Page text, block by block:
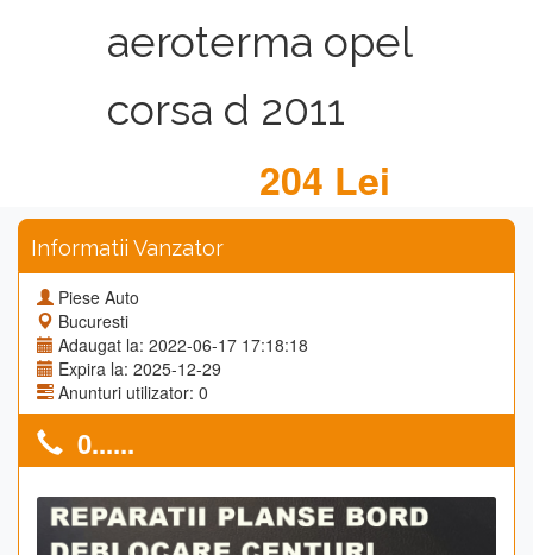
aeroterma opel
corsa d 2011
204 Lei
Informatii Vanzator
Piese Auto
Bucuresti
Adaugat la: 2022-06-17 17:18:18
Expira la: 2025-12-29
Anunturi utilizator: 0
0......